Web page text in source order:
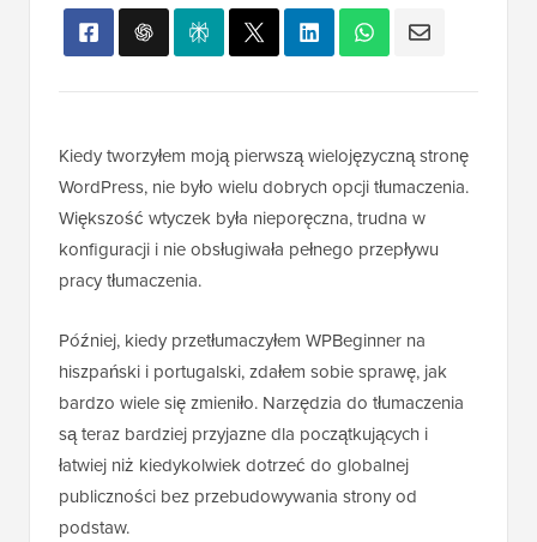
Kiedy tworzyłem moją pierwszą wielojęzyczną stronę
WordPress, nie było wielu dobrych opcji tłumaczenia.
Większość wtyczek była nieporęczna, trudna w
konfiguracji i nie obsługiwała pełnego przepływu
pracy tłumaczenia.
Później, kiedy przetłumaczyłem WPBeginner na
hiszpański i portugalski, zdałem sobie sprawę, jak
bardzo wiele się zmieniło. Narzędzia do tłumaczenia
są teraz bardziej przyjazne dla początkujących i
łatwiej niż kiedykolwiek dotrzeć do globalnej
publiczności bez przebudowywania strony od
podstaw.